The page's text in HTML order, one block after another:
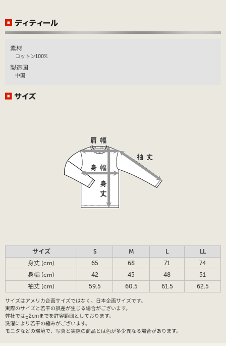
素材
コットン100%
製造国
中国
サイズ S M L
LL
身丈 (cm)
65 68 71
74
身幅 (cm)
42 45 48
51
袖丈 (cm)
59.5 60.5 61.5 62.5
サイズはアメリカ企画サイズではなく、日本企画サイズです。
実際のサイズと若干の誤差が生じる場合がございます。
弊社では±2cmまでを許容範囲としております。
洗濯により若干の縮みがございます。
モニタなどの環境で、写真と実際の商品とは色が多少異なる場合があります。